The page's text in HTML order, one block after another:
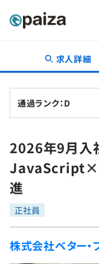
転職・キャリア
転職成功ガイド
転職エージェント
インタビュー
転職成功ガイド
新卒就活
求人検索
本選考
インターン
新卒エージェント
学習
問題集
4択課題
プログラミング言語
ゲーム・マンガ
求人詳細
通過ランク：D
2026年9月入
進
正社員
株式会社ベター・